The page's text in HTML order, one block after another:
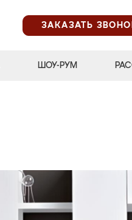
ЗАКАЗАТЬ
ШОУ-РУМ